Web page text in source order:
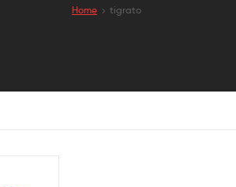
Home tigrato